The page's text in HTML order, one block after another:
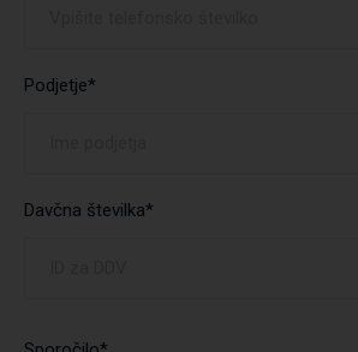
Podjetje*
Davčna številka*